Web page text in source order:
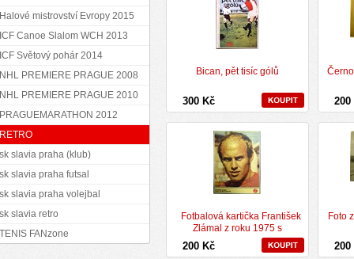
Bican, pět tisíc gólů
300 Kč
Fotbalová kartička František
Zlámal z roku 1975 s
podpisem
200 Kč
Foto
Halové mistrovství Evropy 2015
ICF Canoe Slalom WCH 2013
ICF Světový pohár 2014
NHL PREMIERE PRAGUE 2008
NHL PREMIERE PRAGUE 2010
PRAGUEMARATHON 2012
RETRO
sk slavia praha (klub)
sk slavia praha futsal
sk slavia praha volejbal
sk slavia retro
TENIS FANzone